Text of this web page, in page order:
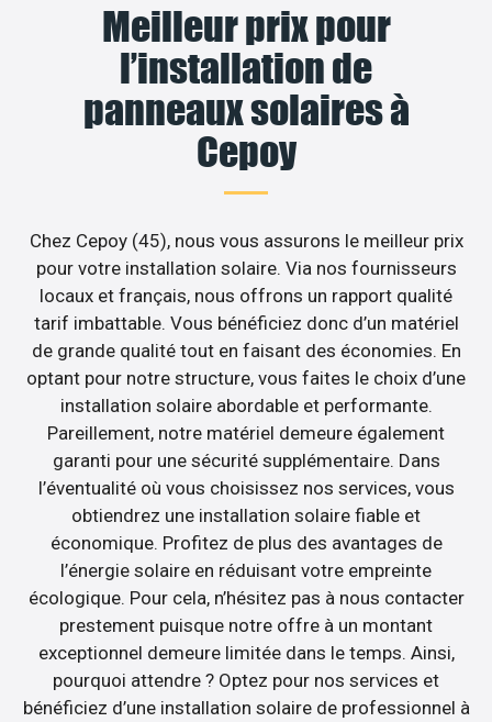
Meilleur prix pour
l’installation de
panneaux solaires à
Cepoy
Chez Cepoy (45), nous vous assurons le meilleur prix
pour votre installation solaire. Via nos fournisseurs
locaux et français, nous offrons un rapport qualité
tarif imbattable. Vous bénéficiez donc d’un matériel
de grande qualité tout en faisant des économies. En
optant pour notre structure, vous faites le choix d’une
installation solaire abordable et performante.
Pareillement, notre matériel demeure également
garanti pour une sécurité supplémentaire. Dans
l’éventualité où vous choisissez nos services, vous
obtiendrez une installation solaire fiable et
économique. Profitez de plus des avantages de
l’énergie solaire en réduisant votre empreinte
écologique. Pour cela, n’hésitez pas à nous contacter
prestement puisque notre offre à un montant
exceptionnel demeure limitée dans le temps. Ainsi,
pourquoi attendre ? Optez pour nos services et
bénéficiez d’une installation solaire de professionnel à